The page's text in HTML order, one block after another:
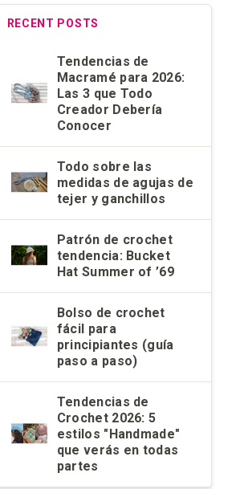
RECENT POSTS
Tendencias de
Macramé para 2026:
Las 3 que Todo
Creador Debería
Conocer
Todo sobre las
medidas de agujas de
tejer y ganchillos
Patrón de crochet
tendencia: Bucket
Hat Summer of ’69
Bolso de crochet
fácil para
principiantes (guía
paso a paso)
Tendencias de
Crochet 2026: 5
estilos "Handmade"
que verás en todas
partes